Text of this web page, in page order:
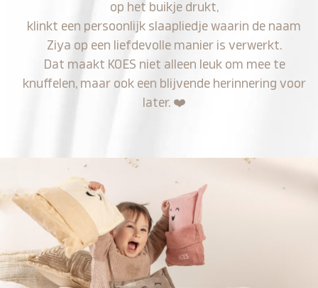
op het buikje drukt,
klinkt een persoonlijk slaapliedje waarin de naam
Ziya op een liefdevolle manier is verwerkt.
Dat maakt KOES niet alleen leuk om mee te
knuffelen, maar ook een blijvende herinnering voor
later. ❤️